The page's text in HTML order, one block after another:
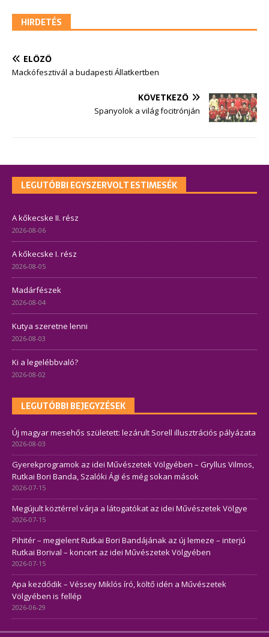
HIRDETÉS
ELŐZŐ
Mackófesztivál a budapesti Állatkertben
KÖVETKEZŐ
Spanyolok a világ focitrónján
LEGUTÓBBI EGYSZERVOLT ESTIMESÉK
A kőkecske II. rész
2026-08-06
A kőkecske I. rész
2026-08-05
Madárfészek
2026-08-04
Kutya szeretne lenni
2026-08-03
Ki a legelébbvaló?
2026-08-02
LEGUTÓBBI BEJEGYZÉSEK
Új magyar mesehős született: lezárult Sorell illusztrációs pályázata
2026-08-03
Gyerekprogramok az idei Művészetek Völgyében – Gryllus Vilmos,
Rutkai Bori Banda, Szalóki Ági és még sokan mások
2026-07-15
Megújult köztérrel várja a látogatókat az idei Művészetek Völgye
2026-07-15
Pihitér – megjelent Rutkai Bori Bandájának az új lemeze – interjú
Rutkai Borival – koncert az idei Művészetek Völgyében
2026-07-15
Apa kezdődik – Véssey Miklós író, költő idén a Művészetek
Völgyében is fellép
2026-06-29